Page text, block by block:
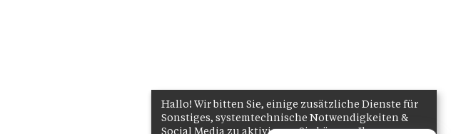
Hallo! Wir bitten Sie, einige zusätzliche Dienste für
Sonstiges, systemtechnische Notwendigkeiten &
Social Media zu aktivieren. Sie können Ihre